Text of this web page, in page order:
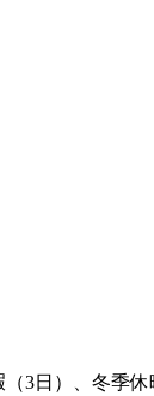
3日）、冬季